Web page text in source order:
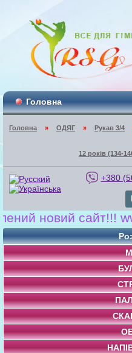
Головна
Головна » ОДЯГ » Рукав 3/4
12 років (134-
+380
новий сайт!!!